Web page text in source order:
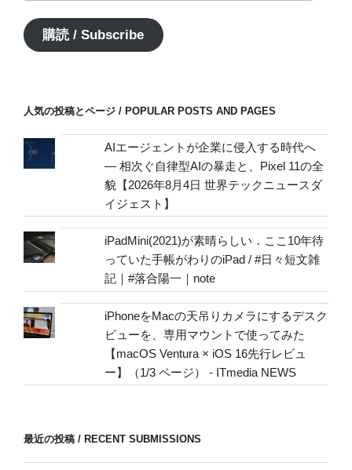
ア
ド
address
購読 / Subscribe
人気の投稿とページ / POPULAR POSTS AND PAGES
AIエージェントが企業に侵入する時代へ
— 相次ぐ自律型AIの暴走と、Pixel 11の全
貌【2026年8月4日 世界テックニュースダ
イジェスト】
iPadMini(2021)が素晴らしい．ここ10年待
っていた手帳がわりのiPad / #日々短文雑
記｜#落合陽一｜note
iPhoneをMacの天吊りカメラにするデスク
ビューを、専用マウントで使ってみた
【macOS Ventura × iOS 16先行レビュ
ー】（1/3 ページ） - ITmedia NEWS
最近の投稿 / RECENT SUBMISSIONS